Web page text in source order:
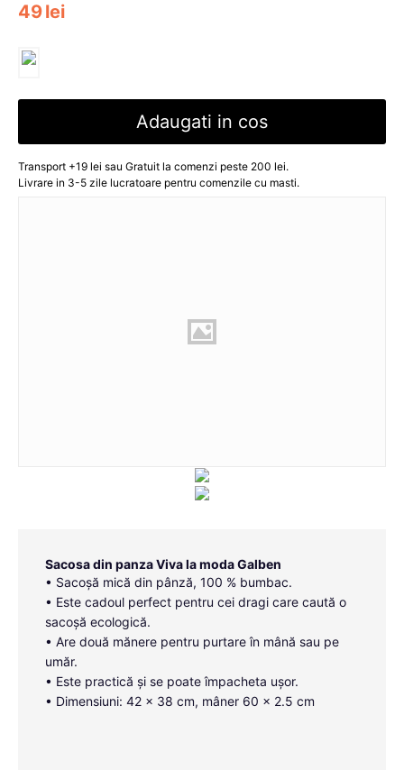
49lei
Adaugati in cos
Transport +19 lei sau Gratuit la comenzi peste 200 lei.
Livrare in 3-5 zile lucratoare pentru comenzile cu masti.
Sacosa din panza Viva la moda Galben
• Sacoșă mică din pânză, 100 % bumbac.
• Este cadoul perfect pentru cei dragi care caută o
sacoșă ecologică.
• Are două mănere pentru purtare în mână sau pe
umăr.
• Este practică și se poate împacheta ușor.
• Dimensiuni: 42 x 38 cm, mâner 60 x 2.5 cm